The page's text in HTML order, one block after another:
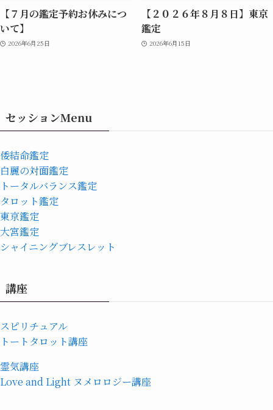
【７月の鑑定予約お休みにつ
いて】
2026年6月25日
【２０２６年８月８日】東京
鑑定
2026年6月15日
セッションMenu
倭結命鑑定
白麗の対面鑑定
トータルバランス鑑定
タロット鑑定
東京鑑定
大宮鑑定
シャイニングブレスレット
講座
スピリチュアル
トートタロット講座
霊気講座
Love and Light ヌメロロジー講座